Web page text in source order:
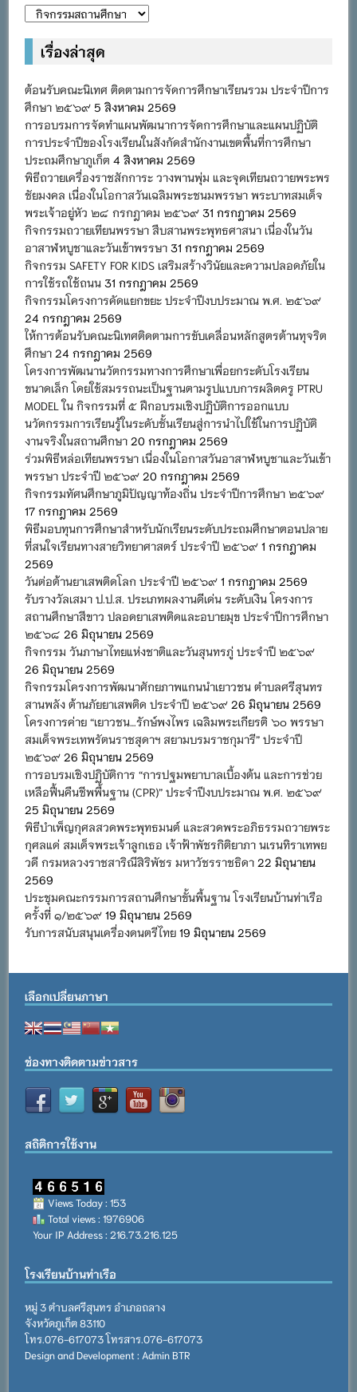
หมวด
เรื่องล่าสุด
ต้อนรับคณะนิเทศ ติดตามการจัดการศึกษาเรียนรวม ประจำปีการ
ศึกษา ๒๕๖๙ 5 สิงหาคม 2569
การอบรมการจัดทำแผนพัฒนาการจัดการศึกษาและแผนปฏิบัติ
การประจำปีของโรงเรียนในสังกัดสำนักงานเขตพื้นที่การศึกษา
ประถมศึกษาภูเก็ต 4 สิงหาคม 2569
พิธีถวายเครื่องราชสักการะ วางพานพุ่ม และจุดเทียนถวายพระพร
ชัยมงคล เนื่องในโอกาสวันเฉลิมพระชนมพรรษา พระบาทสมเด็จ
พระเจ้าอยู่หัว ๒๘ กรกฎาคม ๒๕๖๙ 31 กรกฎาคม 2569
กิจกรรมถวายเทียนพรรษา สืบสานพระพุทธศาสนา เนื่องในวัน
อาสาฬหบูชาและวันเข้าพรรษา 31 กรกฎาคม 2569
กิจกรรม SAFETY FOR KIDS เสริมสร้างวินัยและความปลอดภัยใน
การใช้รถใช้ถนน 31 กรกฎาคม 2569
กิจกรรมโครงการคัดแยกขยะ ประจำปีงบประมาณ พ.ศ. ๒๕๖๙
24 กรกฎาคม 2569
ให้การต้อนรับคณะนิเทศติดตามการขับเคลื่อนหลักสูตรต้านทุจริต
ศึกษา 24 กรกฎาคม 2569
โครงการพัฒนานวัตกรรมทางการศึกษาเพื่อยกระดับโรงเรียน
ขนาดเล็ก โดยใช้สมรรถนะเป็นฐานตามรูปแบบการผลิตครู PTRU
MODEL ใน กิจกรรมที่ ๕ ฝึกอบรมเชิงปฏิบัติการออกแบบ
นวัตกรรมการเรียนรู้ในระดับชั้นเรียนสู่การนำไปใช้ในการปฏิบัติ
งานจริงในสถานศึกษา 20 กรกฎาคม 2569
ร่วมพิธีหล่อเทียนพรรษา เนื่องในโอกาสวันอาสาฬหบูชาและวันเข้า
พรรษา ประจำปี ๒๕๖๙ 20 กรกฎาคม 2569
กิจกรรมทัศนศึกษาภูมิปัญญาท้องถิ่น ประจำปีการศึกษา ๒๕๖๙
17 กรกฎาคม 2569
พิธีมอบทุนการศึกษาสำหรับนักเรียนระดับประถมศึกษาตอนปลาย
ที่สนใจเรียนทางสายวิทยาศาสตร์ ประจำปี ๒๕๖๙ 1 กรกฎาคม
2569
วันต่อต้านยาเสพติดโลก ประจำปี ๒๕๖๙ 1 กรกฎาคม 2569
รับรางวัลเสมา ป.ป.ส. ประเภทผลงานดีเด่น ระดับเงิน โครงการ
สถานศึกษาสีขาว ปลอดยาเสพติดและอบายมุข ประจำปีการศึกษา
๒๕๖๘ 26 มิถุนายน 2569
กิจกรรม วันภาษาไทยแห่งชาติและวันสุนทรภู่ ประจำปี ๒๕๖๙
26 มิถุนายน 2569
กิจกรรมโครงการพัฒนาศักยภาพแกนนำเยาวชน ตำบลศรีสุนทร
สานพลัง ต้านภัยยาเสพติด ประจำปี ๒๕๖๙ 26 มิถุนายน 2569
โครงการค่าย “เยาวชน…รักษ์พงไพร เฉลิมพระเกียรติ ๖๐ พรรษา
สมเด็จพระเทพรัตนราชสุดาฯ สยามบรมราชกุมารี” ประจำปี
๒๕๖๙ 26 มิถุนายน 2569
การอบรมเชิงปฏิบัติการ “การปฐมพยาบาลเบื้องต้น และการช่วย
เหลือฟื้นคืนชีพพื้นฐาน (CPR)” ประจำปีงบประมาณ พ.ศ. ๒๕๖๙
25 มิถุนายน 2569
พิธีบำเพ็ญกุศลสวดพระพุทธมนต์ และสวดพระอภิธรรมถวายพระ
กุศลแด่ สมเด็จพระเจ้าลูกเธอ เจ้าฟ้าพัชรกิติยาภา นเรนทิราเทพย
วดี กรมหลวงราชสาริณีสิริพัชร มหาวัชรราชธิดา 22 มิถุนายน
2569
ประชุมคณะกรรมการสถานศึกษาขั้นพื้นฐาน โรงเรียนบ้านท่าเรือ
ครั้งที่ ๑/๒๕๖๙ 19 มิถุนายน 2569
รับการสนับสนุนเครื่องดนตรีไทย 19 มิถุนายน 2569
เลือกเปลี่ยนภาษา
ช่องทางติดตามข่าวสาร
สถิติการใช้งาน
Views Today : 153
Total views : 1976906
Your IP Address : 216.73.216.125
โรงเรียนบ้านท่าเรือ
หมู่ 3 ตำบลศรีสุนทร อำเภอถลาง
จังหวัดภูเก็ต 83110
โทร.076-617073 โทรสาร.076-617073
Design and Development : Admin BTR